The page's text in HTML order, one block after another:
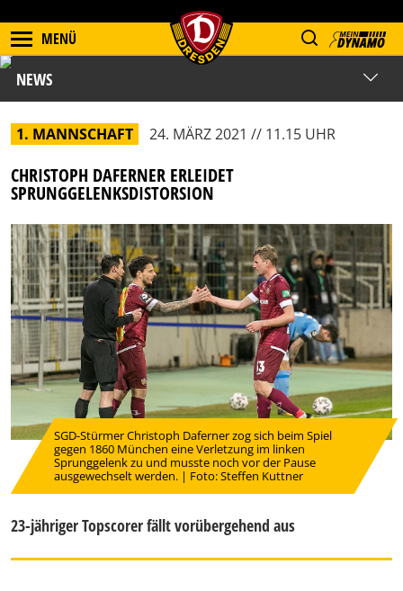
MENÜ
NEWS
1. MANNSCHAFT 24. MÄRZ 2021 // 11.15 UHR
CHRISTOPH DAFERNER ERLEIDET
SPRUNGGELENKSDISTORSION
SGD-Stürmer Christoph Daferner zog sich beim Spiel
gegen 1860 München eine Verletzung im linken
Sprunggelenk zu und musste noch vor der Pause
ausgewechselt werden. | Foto: Steffen Kuttner
23-jähriger Topscorer fällt vorübergehend aus